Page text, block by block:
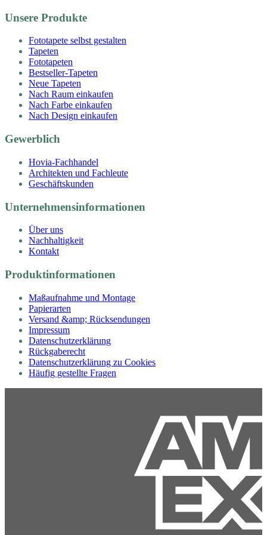
Unsere Produkte
Fototapete selbst gestalten
Tapeten
Fototapeten
Bestseller-Tapeten
Neue Tapeten
Nach Raum einkaufen
Nach Farbe einkaufen
Nach Design einkaufen
Gewerblich
Hovia-Fachhandel
Architekten und Fachleute
Geschäftskunden
Unternehmensinformationen
Über uns
Nachhaltigkeit
Kontakt
Produktinformationen
Maßaufnahme und Montage
Papierarten
Versand &amp; Rücksendungen
Impressum
Datenschutzerklärung
Rückgaberecht
Datenschutzerklärung zu Cookies
Häufig gestellte Fragen